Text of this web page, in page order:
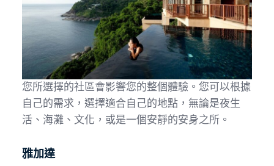
您所選擇的社區會影響您的整個體驗。您可以根據
自己的需求，選擇適合自己的地點，無論是夜生
活、海灘、文化，或是一個安靜的安身之所。
雅加達